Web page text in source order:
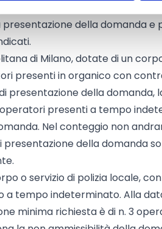
il nominativo dell’Ente
della domanda e
di Milano, dotate di un
presenti in organico con
presentazione della domanda,
presenti a tempo
Nel conteggio non
della domanda
o servizio di polizia locale,
tempo indeterminato. Alla
minima richiesta è di n. 3